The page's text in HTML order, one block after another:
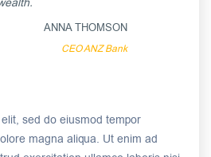
ANNA THOMSON
CEO ANZ Bank
sed do eiusmod tempor
magna aliqua. Ut enim ad